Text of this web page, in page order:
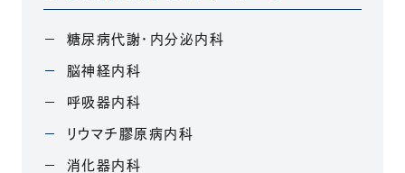
糖尿病代謝・内分泌内科
脳神経内科
呼吸器内科
リウマチ膠原病内科
消化器内科